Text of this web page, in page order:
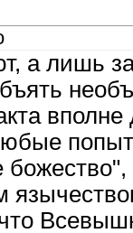
а лишь
что